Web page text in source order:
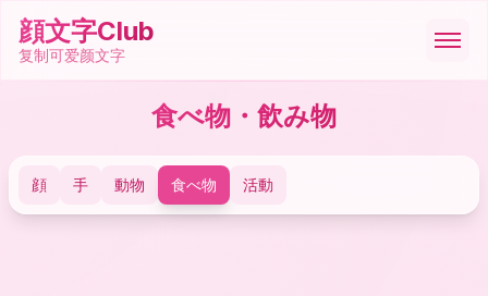
顔文字Club
复制可爱颜文字
顔文字
絵文字
食べ物・飲み物
顔 手 動物 食べ物 活動